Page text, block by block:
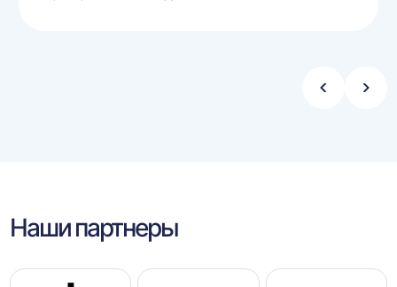
Стрелка
Наши партнеры